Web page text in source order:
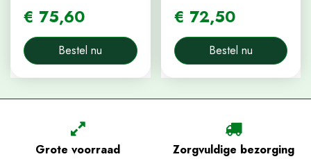
€ 75,60
Bestel nu
€ 72,50
Bestel nu
Grote voorraad Zorgvuldige bezorging